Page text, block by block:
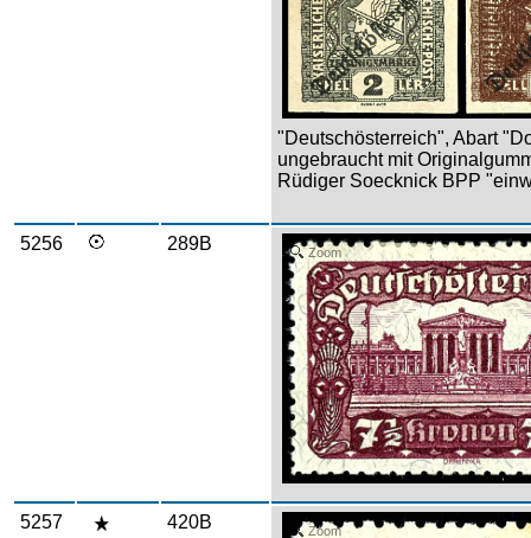
"Deutschösterreich", Abart
ungebraucht mit
Rüdiger Soecknick BPP
5256 289B Zoom
5257 420B Zoom